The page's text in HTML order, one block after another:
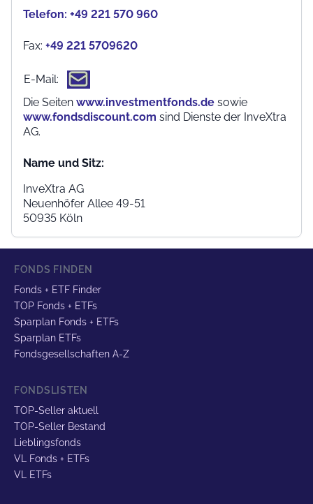
Telefon: +49 221 570 960
Fax: +49 221 5709620
E-Mail:
Die Seiten www.investmentfonds.de sowie
www.fondsdiscount.com sind Dienste der InveXtra
AG.
Name und Sitz:
InveXtra AG
Neuenhöfer Allee 49-51
50935 Köln
FONDS FINDEN
Fonds + ETF Finder
TOP Fonds + ETFs
Sparplan Fonds + ETFs
Sparplan ETFs
Fondsgesellschaften A-Z
FONDSLISTEN
TOP-Seller aktuell
TOP-Seller Bestand
Lieblingsfonds
VL Fonds + ETFs
VL ETFs